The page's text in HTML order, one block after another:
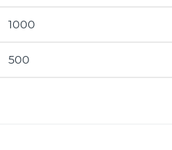
1000
500